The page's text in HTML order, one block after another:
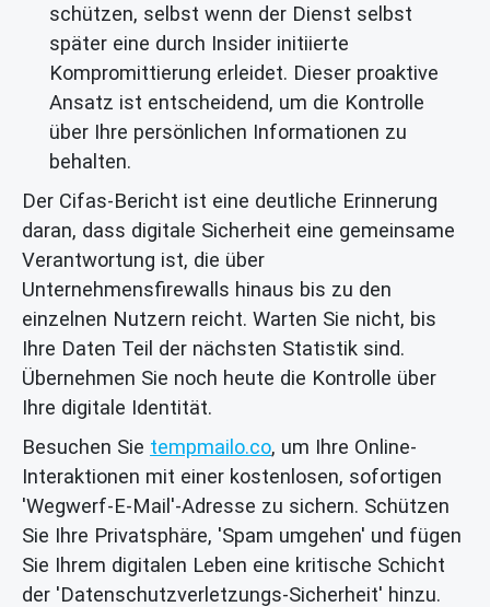
schützen, selbst wenn der Dienst selbst
später eine durch Insider initiierte
Kompromittierung erleidet. Dieser proaktive
Ansatz ist entscheidend, um die Kontrolle
über Ihre persönlichen Informationen zu
behalten.
Der Cifas-Bericht ist eine deutliche Erinnerung
daran, dass digitale Sicherheit eine gemeinsame
Verantwortung ist, die über
Unternehmensfirewalls hinaus bis zu den
einzelnen Nutzern reicht. Warten Sie nicht, bis
Ihre Daten Teil der nächsten Statistik sind.
Übernehmen Sie noch heute die Kontrolle über
Ihre digitale Identität.
Besuchen Sie tempmailo.co, um Ihre Online-
Interaktionen mit einer kostenlosen, sofortigen
'Wegwerf-E-Mail'-Adresse zu sichern. Schützen
Sie Ihre Privatsphäre, 'Spam umgehen' und fügen
Sie Ihrem digitalen Leben eine kritische Schicht
der 'Datenschutzverletzungs-Sicherheit' hinzu.